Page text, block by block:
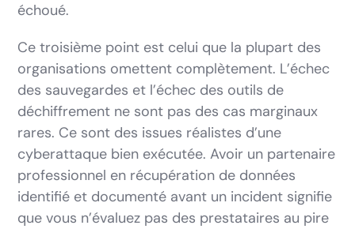
échoué.
Ce troisième point est celui que la plupart des
organisations omettent complètement. L’échec
des sauvegardes et l’échec des outils de
déchiffrement ne sont pas des cas marginaux
rares. Ce sont des issues réalistes d’une
cyberattaque bien exécutée. Avoir un partenaire
professionnel en récupération de données
identifié et documenté avant un incident signifie
que vous n’évaluez pas des prestataires au pire